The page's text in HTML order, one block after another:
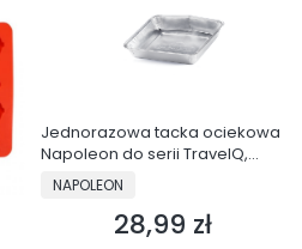
Jednorazowa tacka ociekowa
Napoleon do serii TravelQ,
zestaw 5 szt - 62006
PRODUCENT
NAPOLEON
Cena
28,99 zł